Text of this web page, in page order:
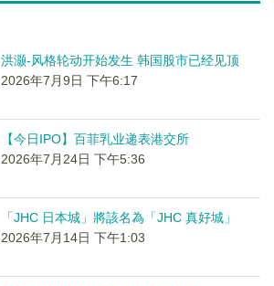
洪灏-风格轮动开始发生 韩国股市已经见顶
2026年7月9日 下午6:17
【今日IPO】百菲乳业递表港交所
2026年7月24日 下午5:36
「JHC 日本城」將該名為「JHC 真好城」
2026年7月14日 下午1:03